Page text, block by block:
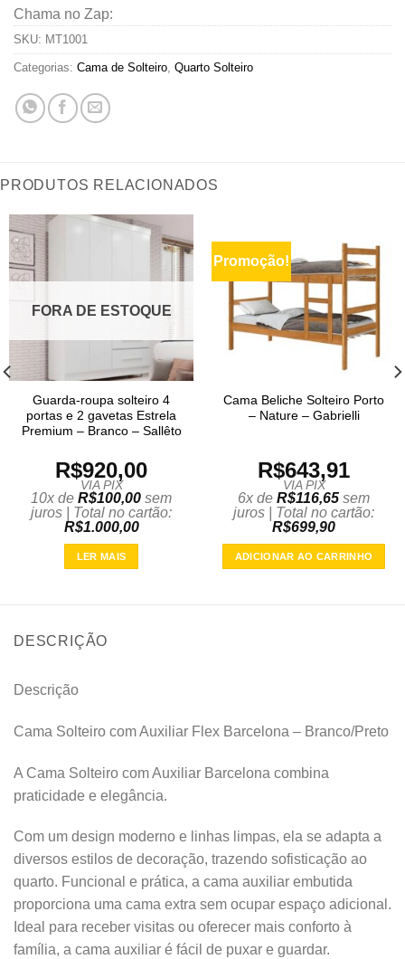
Chama no Zap:
SKU: MT1001
Categorias: Cama de Solteiro, Quarto Solteiro
PRODUTOS RELACIONADOS
FORA DE ESTOQUE
Guarda-roupa solteiro 4
portas e 2 gavetas Estrela
Premium – Branco – Sallêto
R$920,00
VIA PIX
10x de R$100,00 sem
juros | Total no cartão:
R$1.000,00
LER MAIS
Promoção!
Cama Beliche Solteiro Porto
– Nature – Gabrielli
R$643,91
VIA PIX
6x de R$116,65 sem
juros | Total no cartão:
R$699,90
ADICIONAR AO CARRINHO
DESCRIÇÃO
Descrição
Cama Solteiro com Auxiliar Flex Barcelona – Branco/Preto
A Cama Solteiro com Auxiliar Barcelona combina
praticidade e elegância.
Com um design moderno e linhas limpas, ela se adapta a
diversos estilos de decoração, trazendo sofisticação ao
quarto. Funcional e prática, a cama auxiliar embutida
proporciona uma cama extra sem ocupar espaço adicional.
Ideal para receber visitas ou oferecer mais conforto à
família, a cama auxiliar é fácil de puxar e guardar.